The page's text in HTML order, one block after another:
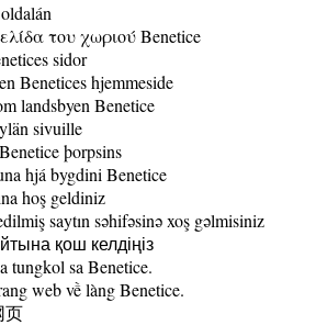
του χωριού Benetice
sidor
Benetices hjemmeside
landsbyen Benetice
sivuille
þorpsins
hjá bygdini Benetice
hoş geldiniz
saytın səhifəsinə xoş gəlmisiniz
қош келдіңіз
tungkol sa Benetice.
web về làng Benetice.
页